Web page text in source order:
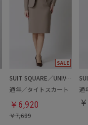
SUIT SQUARE／UNIVERSAL LANGUAGE／WHITE
通年／タイトスカート
￥ 6,920
￥7,689
￥